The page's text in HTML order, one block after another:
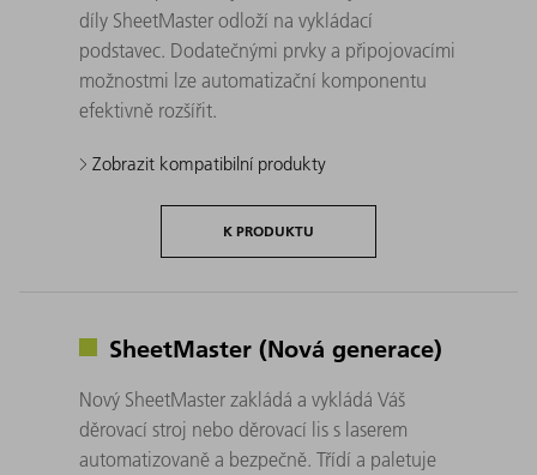
díly SheetMaster odloží na vykládací
podstavec. Dodatečnými prvky a připojovacími
možnostmi lze automatizační komponentu
efektivně rozšířit.
Zobrazit kompatibilní produkty
K PRODUKTU
SheetMaster (Nová generace)
Nový SheetMaster zakládá a vykládá Váš
děrovací stroj nebo děrovací lis s laserem
automatizovaně a bezpečně. Třídí a paletuje